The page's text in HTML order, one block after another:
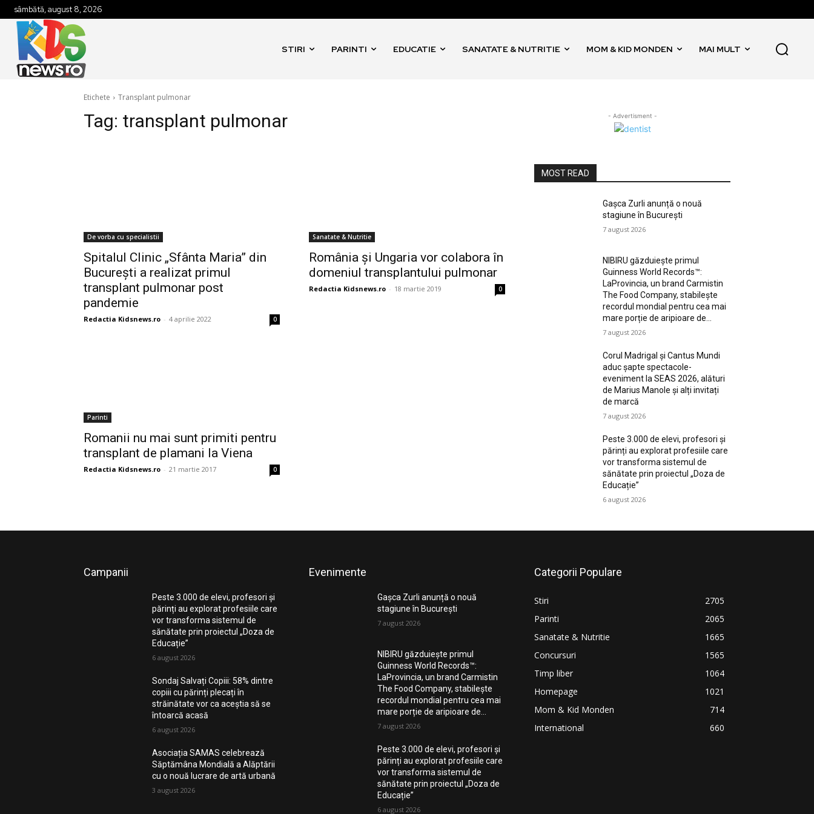
sâmbătă, august 8, 2026
STIRI PARINTI EDUCATIE SANATATE & NUTRITIE MOM & KID MONDEN MAI MULT
Etichete Transplant pulmonar
Tag: transplant pulmonar
De vorba cu specialistii
Spitalul Clinic „Sfânta Maria” din
București a realizat primul
transplant pulmonar post
pandemie
Redactia Kidsnews.ro - 4 aprilie 2022 0
Sanatate & Nutritie
România și Ungaria vor colabora în
domeniul transplantului pulmonar
Redactia Kidsnews.ro - 18 martie 2019 0
Parinti
Romanii nu mai sunt primiti pentru
transplant de plamani la Viena
Redactia Kidsnews.ro - 21 martie 2017 0
- Advertisment -
MOST READ
Gașca Zurli anunță o nouă
stagiune în București
7 august 2026
NIBIRU găzduiește primul
Guinness World Records™️:
LaProvincia, un brand Carmistin
The Food Company, stabilește
recordul mondial pentru cea mai
mare porție de aripioare de...
7 august 2026
Corul Madrigal și Cantus Mundi
aduc șapte spectacole-
eveniment la SEAS 2026, alături
de Marius Manole și alți invitați
de marcă
7 august 2026
Peste 3.000 de elevi, profesori și
părinți au explorat profesiile care
vor transforma sistemul de
sănătate prin proiectul „Doza de
Educație”
6 august 2026
Campanii
Peste 3.000 de elevi, profesori și
părinți au explorat profesiile care
vor transforma sistemul de
sănătate prin proiectul „Doza de
Educație”
6 august 2026
Sondaj Salvați Copiii: 58% dintre
copiii cu părinți plecați în
străinătate vor ca aceștia să se
întoarcă acasă
6 august 2026
Asociația SAMAS celebrează
Săptămâna Mondială a Alăptării
cu o nouă lucrare de artă urbană
3 august 2026
Evenimente
Gașca Zurli anunță o nouă
stagiune în București
7 august 2026
NIBIRU găzduiește primul
Guinness World Records™️:
LaProvincia, un brand Carmistin
The Food Company, stabilește
recordul mondial pentru cea mai
mare porție de aripioare de...
7 august 2026
Peste 3.000 de elevi, profesori și
părinți au explorat profesiile care
vor transforma sistemul de
sănătate prin proiectul „Doza de
Educație”
6 august 2026
Categorii Populare
Stiri
2705
Parinti
2065
Sanatate & Nutritie
1665
Concursuri
1565
Timp liber
1064
Homepage
1021
Mom & Kid Monden
714
International
660